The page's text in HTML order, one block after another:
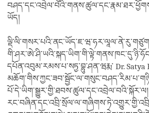
ཡོད།
དཔོན་འབུམ་རམས་པ་སཏྱ་བྷུ་ཤན་ཝརྨ་ Dr. Satya